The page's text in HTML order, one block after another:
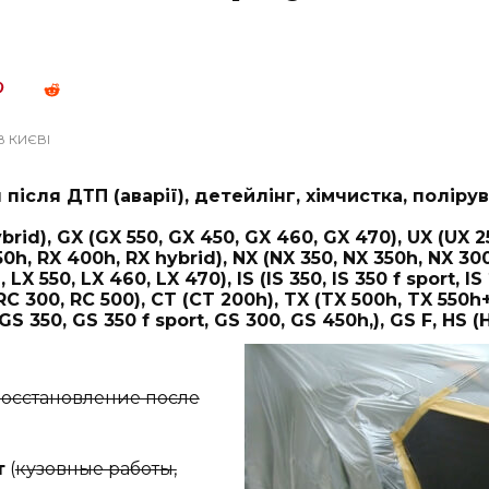
КИЄВІ
ДТП (аварії), детейлінг, хімчистка,
GX (GX 550, GX 450, GX 460, GX 470), UX (UX
RX 400h, RX hybrid), NX (NX 350, NX 350h, NX
550, LX 460, LX 470), IS (IS 350, IS 350 f sport, IS
300, RC 500), CT (CT 200h), TX (TX 500h, TX
350, GS 350 f sport, GS 300, GS 450h,), GS F, HS
после
(кузовные работы,